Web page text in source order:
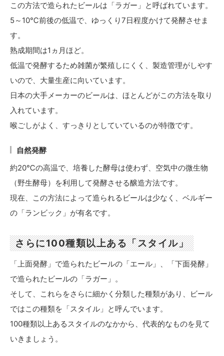
この方法で造られたビールは「ラガー」と呼ばれています。
5～10℃前後の低温で、ゆっくり7日程度かけて発酵させま
す。
熟成期間は1ヵ月ほど。
低温で発酵するため雑菌が繁殖しにくく、製造管理がしやす
いので、大量生産に向いています。
日本の大手メーカーのビールは、ほとんどがこの方法を取り
入れています。
喉ごしがよく、すっきりとしていているのが特徴です。
自然発酵
約20℃の高温で、培養した酵母は使わず、空気中の微生物
（野生酵母）を利用して発酵させる醸造方法です。
現在、この方法によって造られるビールは少なく、ベルギー
の「ランビック」が有名です。
さらに100種類以上ある「スタイル」
「上面発酵」で造られたビールの「エール」、「下面発酵」
で造られたビールの「ラガー」。
そして、これらをさらに細かく分類した種類があり、ビール
ではこの種類を「スタイル」と呼んでいます。
100種類以上あるスタイルのなかから、代表的なものを見て
いきましょう。